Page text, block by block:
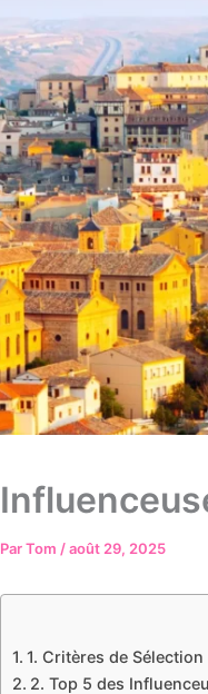
ParTom /août 29, 2025
1. Critères de
2. Top 5 des